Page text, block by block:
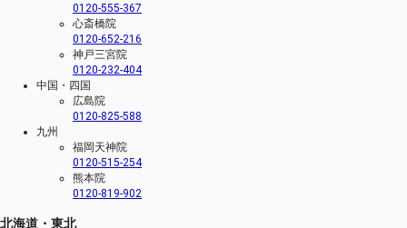
0120-555-367
心斎橋院
0120-652-216
神戸三宮院
0120-232-404
中国・四国
広島院
0120-825-588
九州
福岡天神院
0120-515-254
熊本院
0120-819-902
北海道・東北